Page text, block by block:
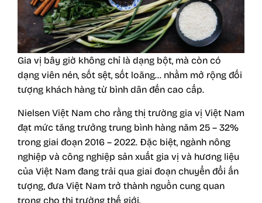
Gia vị bây giờ không chỉ là dạng bột, mà còn có
dạng viên nén, sốt sệt, sốt loãng… nhằm mở rộng đối
tượng khách hàng từ bình dân đến cao cấp.
Nielsen Việt Nam cho rằng thị trường gia vị Việt Nam
đạt mức tăng trưởng trung bình hàng năm 25 – 32%
trong giai đoạn 2016 – 2022. Đặc biệt, ngành nông
nghiệp và công nghiệp sản xuất gia vị và hương liệu
của Việt Nam đang trải qua giai đoạn chuyển đổi ấn
tượng, đưa Việt Nam trở thành nguồn cung quan
trọng cho thị trường thế giới.